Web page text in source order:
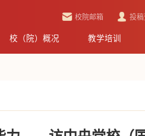
校院邮箱 投
校（院）概况 教学培训